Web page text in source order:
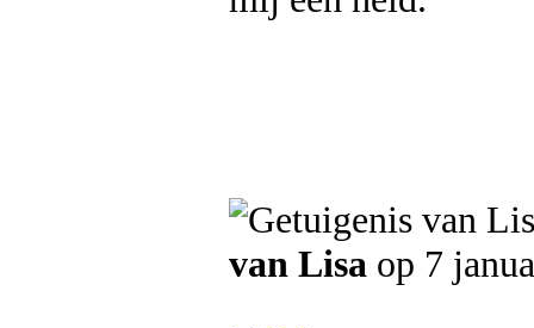
van Lisa op 7